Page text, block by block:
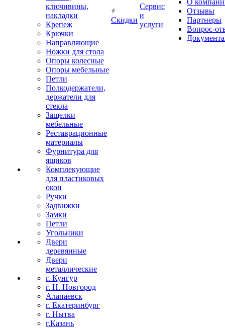
ключивины,
накладки
Крепеж
Крючки
Направляющие
Ножки для стола
Опоры колесные
Опоры мебельные
Петли
Полкодержатели,
держатели для
стекла
Защелки
мебельные
Реставрационные
материалы
Фурнитура для
ящиков
Комплекующие
для пластиковых
окон
Ручки
Задвижки
Замки
Петли
Угольники
Двери
деревянные
Двери
металлические
г. Кунгур
г. Н. Новгород
Алапаевск
г. Екатеринбург
г. Нытва
г.Казань
Скидки
Сервис
и
услуги
О
Отзывы
Партнеры
Вопрос-